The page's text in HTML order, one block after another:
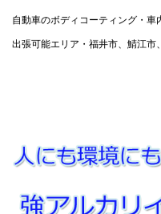
自動車のボディコーティング・車
出張可能エリア・福井市、鯖江市